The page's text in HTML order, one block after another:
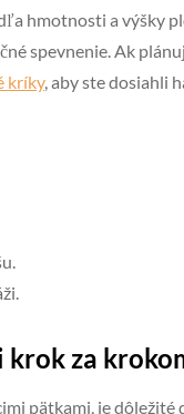
hmotnosti a výšky
spevnenie. Ak
kríky, aby ste dosiahli
za
pätkami, je